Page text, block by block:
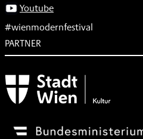
Youtube
#wienmodernfestival
PARTNER
Subventionsgeber